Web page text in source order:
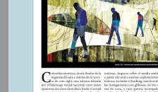
Edición impresa Nº226
De la
embustes